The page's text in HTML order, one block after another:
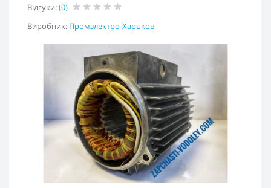
Відгуки:(0)
Виробник: Промэлектро-Харьков